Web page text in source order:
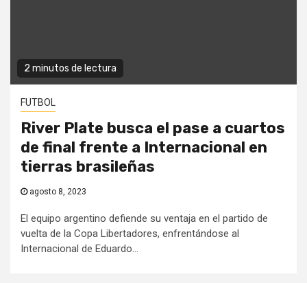
2 minutos de lectura
FUTBOL
River Plate busca el pase a cuartos
de final frente a Internacional en
tierras brasileñas
agosto 8, 2023
El equipo argentino defiende su ventaja en el partido de
vuelta de la Copa Libertadores, enfrentándose al
Internacional de Eduardo...